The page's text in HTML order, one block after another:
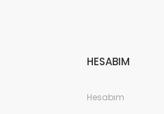
HESABIM
Hesabım